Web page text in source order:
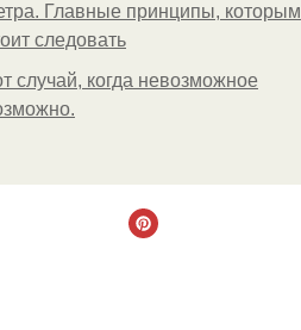
Главные принципы, которым
следовать
случай, когда невозможное